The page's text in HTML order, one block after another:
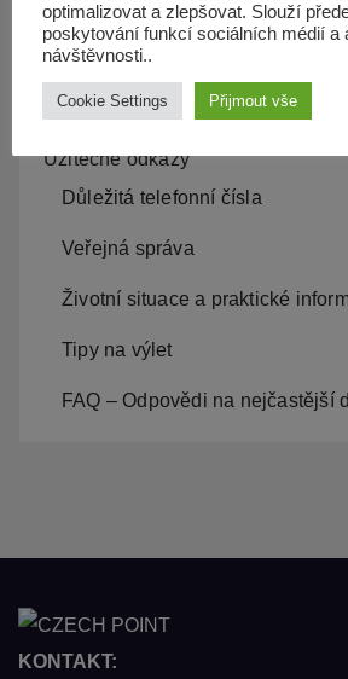
Církev
Organizace a firmy
Užitečné odkazy
Důležitá telefonní čísla
Veřejná správa
Životní situace a praktické
Tipy na výlet
FAQ – Odpovědi na nejčastější
KONTAKT:
optimalizovat a zlepšovat. Slouží
poskytování funkcí sociálních médií a
návštěvnosti..
Cookie Settings Přijmout vše